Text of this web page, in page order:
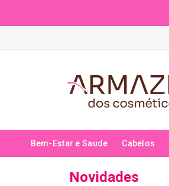
Bem-Estar e Saude Cabelos
Novidades